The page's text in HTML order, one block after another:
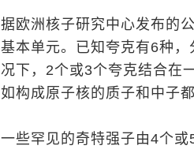
据欧洲核子研究中心发布的
基本单元。已知夸克有6种
况下，2个或3个夸克结合在
如构成原子核的质子和中子
一些罕见的奇特强子由4个